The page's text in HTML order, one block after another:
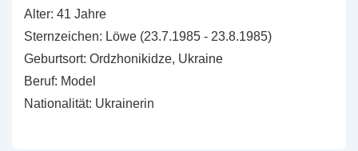
Alter: 41 Jahre
Sternzeichen: Löwe (23.7.1985 - 23.8.1985)
Geburtsort: Ordzhonikidze, Ukraine
Beruf: Model
Nationalität: Ukrainerin